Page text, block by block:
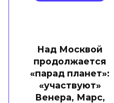
Над Москвой
продолжается
«парад планет»:
«участвуют»
Венера, Марс,